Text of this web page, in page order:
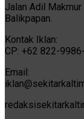
Jalan Adil Makmur
Balikpapan.
Kontak Iklan:
CP: +62 822-
Email: